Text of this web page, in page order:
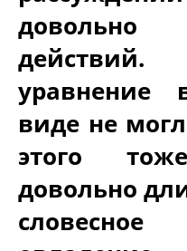
уравнение
виде не
этого
довольно